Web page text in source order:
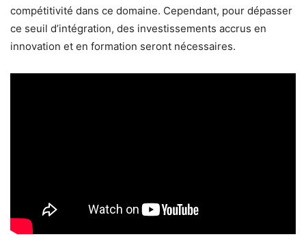
compétitivité dans ce domaine. Cependant, pour dépasser
ce seuil d’intégration, des investissements accrus en
innovation et en formation seront nécessaires.